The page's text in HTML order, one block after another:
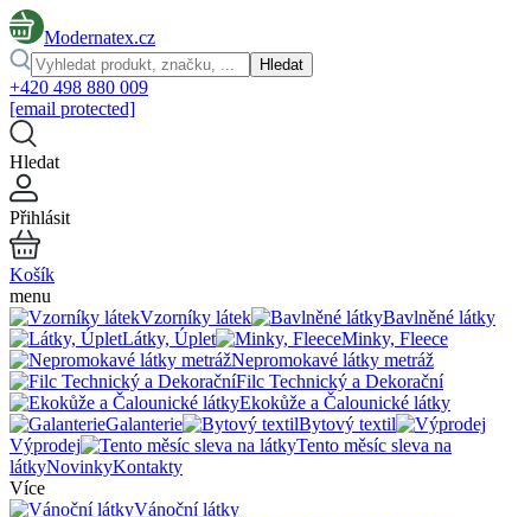
Modernatex.cz
Hledat
+420 498 880 009
[email protected]
Hledat
Přihlásit
Košík
menu
Vzorníky látek
Bavlněné látky
Látky, Úplet
Minky, Fleece
Nepromokavé látky metráž
Filc Technický a Dekorační
Ekokůže a Čalounické látky
Galanterie
Bytový textil
Výprodej
Tento měsíc sleva na
látkyNovinkyKontakty
Více
Vánoční látky